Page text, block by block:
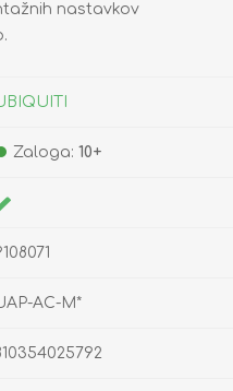
nastavkov
Zaloga: 10+
AC-M*